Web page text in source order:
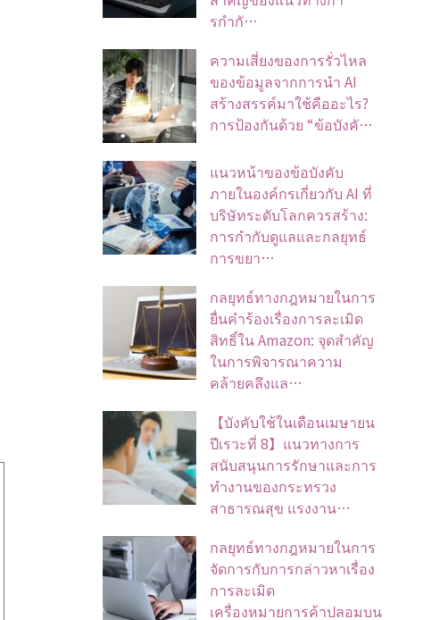
รกำกั…
ความเสี่ยงของการรั่วไหล
ของข้อมูลจากการนำ AI
สร้างสรรค์มาใช้คืออะไร?
การป้องกันด้วย “ข้อบังคั…
แนวหน้าของข้อบังคับ
ภายในองค์กรเกี่ยวกับ AI ที่
บริษัทระดับโลกควรสร้าง:
การกำกับดูแลและกลยุทธ์
การขยา…
กลยุทธ์ทางกฎหมายในการ
ยื่นคำร้องเรื่องการละเมิด
สิทธิ์ใน Amazon: จุดสำคัญ
ในการพิจารณาความ
คล้ายคลึงแล…
【บังคับใช้ในเดือนเมษายน
ปีเรวะที่ 8】แนวทางการ
สนับสนุนการรักษาและการ
ทำงานของกระทรวง
สาธารณสุข แรงงาน…
กลยุทธ์ทางกฎหมายในการ
จัดการกับการกล่าวหาเรื่อง
การละเมิด
เครื่องหมายการค้าปลอมบน